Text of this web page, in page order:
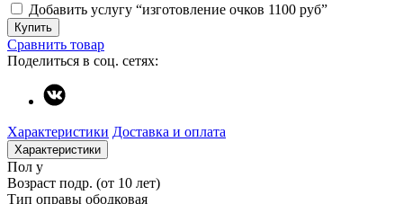
Добавить услугу “изготовление очков 1100 руб”
Купить
Сравнить товар
Поделиться в соц. сетях:
Характеристики Доставка и оплата
Характеристики
Пол у
Возраст подр. (от 10 лет)
Тип оправы ободковая